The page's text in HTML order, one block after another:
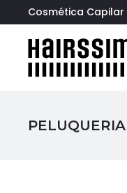
Cosmética Capilar